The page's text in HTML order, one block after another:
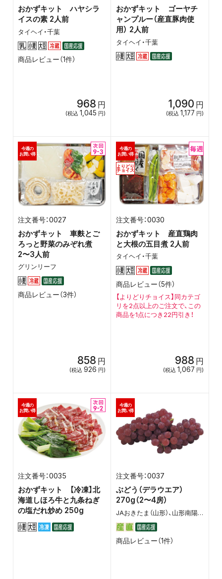
おかずキット ハヤシラ
イスの素 2人前
タイヘイ・千葉
商品レビュー（1件）
968 円
(税込 1,045 円)
おかずキット ゴーヤチ
ャンプルー（産直豚肉使
用） 2人前
タイヘイ・千葉
1,090 円
(税込 1,177 円)
0027
おかずキット 車麩とご
ろっと野菜のみぞれ煮
2〜3人前
グリンリーフ
今週の
お買い得
商品レビュー（3件）
858 円
(税込 926 円)
0030
おかずキット 産直鶏肉
と大根の五目煮 2人前
タイヘイ・千葉
今週の
お買い得
よりどり
チョイス
商品レビュー（5件）
【よりどりチョイス】 同カテゴ
リを2点以上のご注文で、この
商品を1点につき22円引き！
988 円
(税込 1,067 円)
0035
おかずキット 【冷凍】北
海道しほろ牛と九条ねぎ
の塩だれ炒め 250g
今週の
お買い得
0037
ぶどう（デラウエア）
270g（2〜4房）
JAおきたま（山形）、山形南陽のんのん倶楽部
今週の
お買い得
商品レビュー（1件）